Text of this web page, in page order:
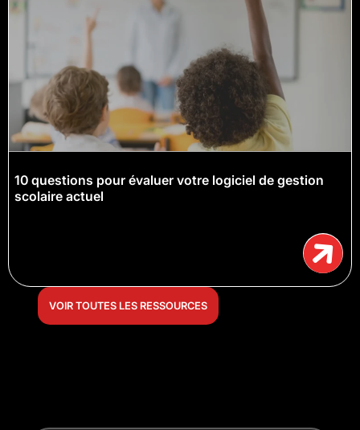
10 questions pour évaluer votre logiciel de gestion
scolaire actuel
VOIR TOUTES LES RESSOURCES